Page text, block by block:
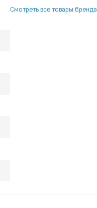
Смотреть все товары бренда